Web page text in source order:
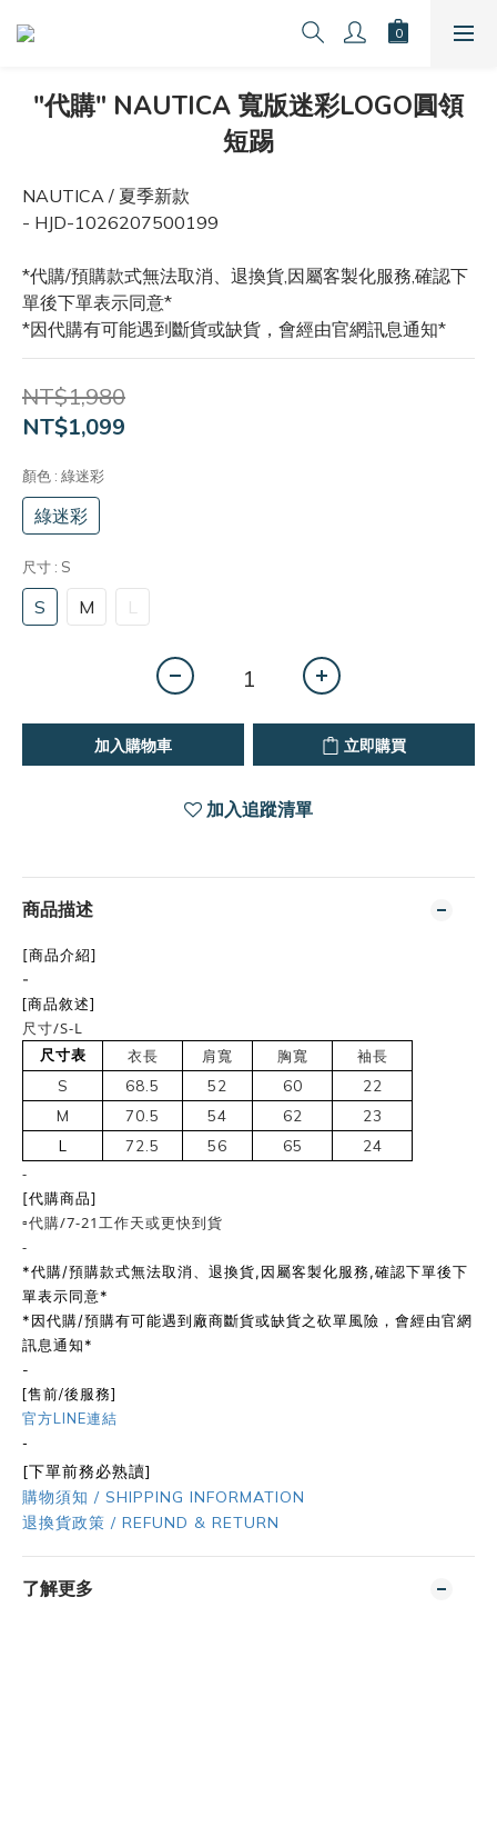
"代購" NAUTICA 寬版迷彩LOGO圓領
短踢
NAUTICA / 夏季新款
- HJD-1026207500199
*代購/預購款式無法取消、退換貨,因屬客製化服務,確認下
單後下單表示同意*
*因代購有可能遇到斷貨或缺貨，會經由官網訊息通知*
NT$1,980
NT$1,099
顏色 : 綠迷彩
綠迷彩
尺寸 : S
S M L
加入購物車 立即購買
加入追蹤清單
商品描述
[商品介紹]
-
[商品敘述]
尺寸/S-L
尺寸表 衣長 肩寬 胸寬
袖長
S
68.5 52 60
22
M
70.5 54 62
23
L
72.5 56 65 24
-
[代購商品]
▫️代購/7-21工作天或更快到貨
-
*代購/預購款式無法取消、退換貨,因屬客製化服務,確認下單後下
單表示同意*
*因代購/預購有可能遇到廠商斷貨或缺貨之砍單風險，會經由官網
訊息通知*
-
[售前/後服務]
官方LINE連結
-
[下單前務必熟讀]
購物須知 / SHIPPING INFORMATION
退換貨政策 / REFUND & RETURN
了解更多